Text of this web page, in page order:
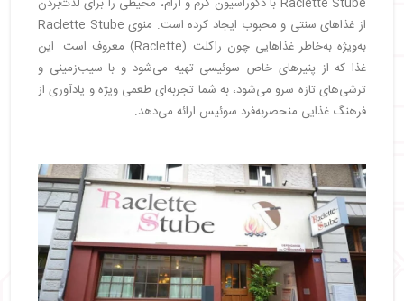
از غذاهای سنتی و محبوب ایجاد کرده است. منوی Raclette Stube
به‌ویژه به‌خاطر غذاهایی چون راکلت (Raclette) معروف است. این
غذا که از پنیرهای خاص سوئیسی تهیه می‌شود و با سیب‌زمینی و
ترشی‌های تازه سرو می‌شود، به شما تجربه‌ای طعمی ویژه و یادآوری از
فرهنگ غذایی منحصربه‌فرد سوئیس ارائه می‌دهد.